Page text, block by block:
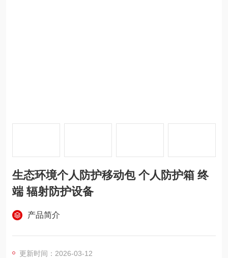
生态环境个人防护移动包 个人防护箱 终
端 辐射防护设备
产品简介
更新时间：2026-03-12